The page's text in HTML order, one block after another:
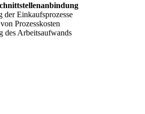
der Einkaufsprozesse
Prozesskosten
des Arbeitsaufwands